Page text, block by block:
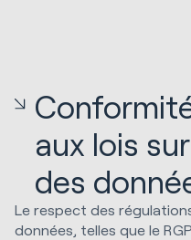
aux lois
des
Le respect des
données, telles que le